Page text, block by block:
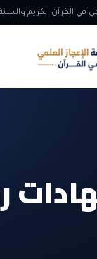
القرآن الكريم والسنة